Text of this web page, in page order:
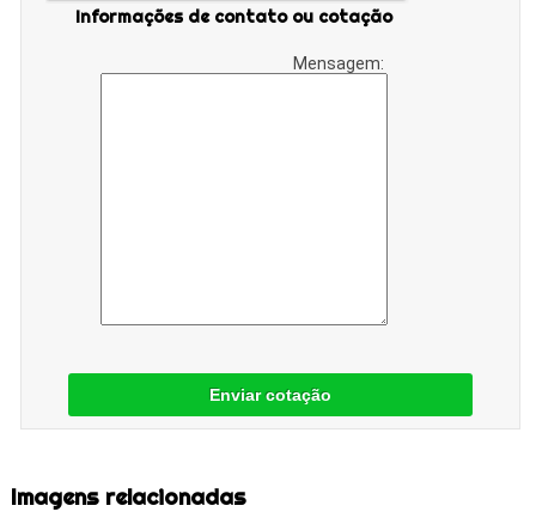
Informações de contato ou cotação
Mensagem:
Enviar cotação
Imagens relacionadas